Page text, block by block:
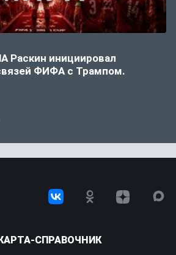
Раскин инициировал
ФИФА с Трампом.
СПРАВОЧНИК